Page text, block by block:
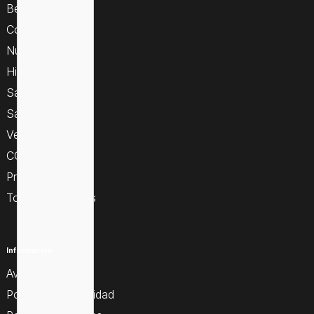
Bebés y mamás
Cosmética
Nutrición
Higiene
Sallud y botiquín
Salud sexual
Veterinaria
COVID 19
Promociones
Todas las marcas
Información
Aviso legal
Política de privacidad